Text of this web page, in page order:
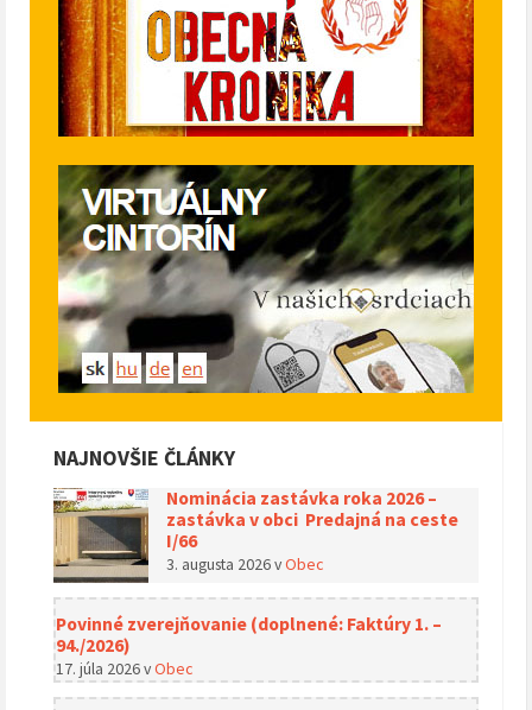
NAJNOVŠIE ČLÁNKY
Nominácia zastávka roka 2026 –
zastávka v obci Predajná na ceste
I/66
3. augusta 2026vObec
Povinné zverejňovanie (doplnené: Faktúry 1. –
94./2026)
17. júla 2026vObec